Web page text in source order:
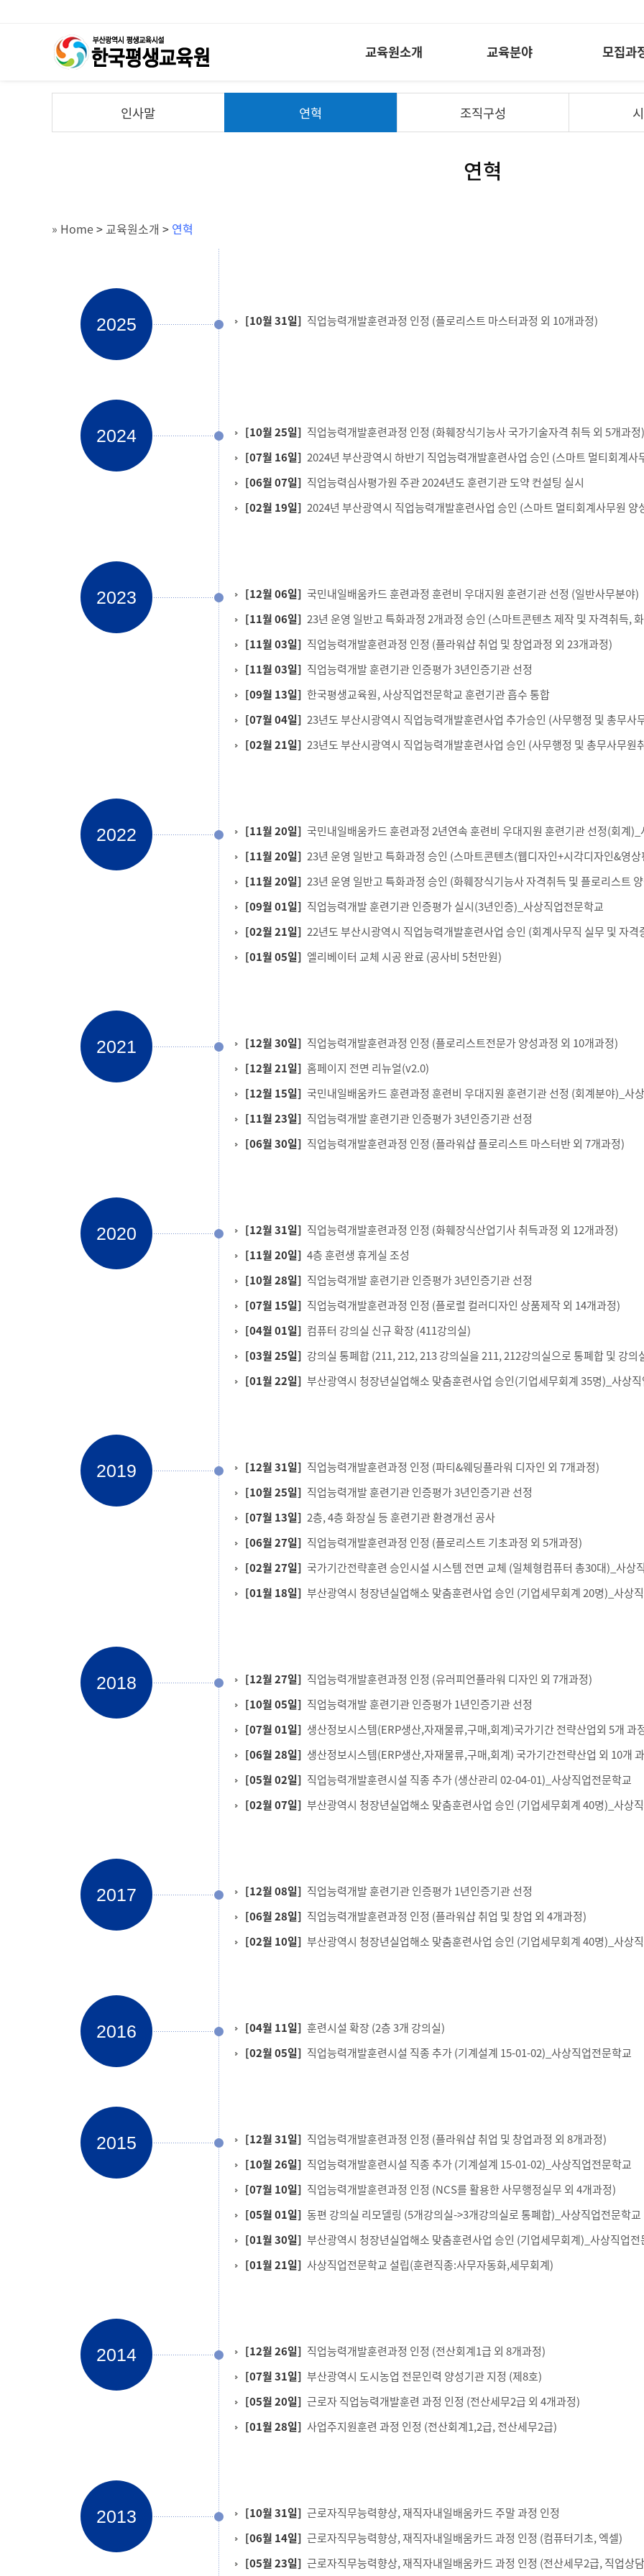
교육원소개 교육분야 모집과
인사말 연혁 조직구성
연혁
» Home> 교육원소개 > 연혁
2025 [10월 31일] 직업능력개발훈련과정 인정 (플로리스트 마스터과정 외 10개과정)
2024 [10월 25일] 직업능력개발훈련과정 인정 (화훼장식기능사 국가기술자격 취득 외 5개과정)
[07월 16일] 2024년 부산광역시 하반기 직업능력개발훈련사업 승인 (스마트 멀티회계사
[06월 07일] 직업능력심사평가원 주관 2024년도 훈련기관 도약 컨설팅 실시
[02월 19일] 2024년 부산광역시 직업능력개발훈련사업 승인 (스마트 멀티회계사무원 양
2023 [12월 06일] 국민내일배움카드 훈련과정 훈련비 우대지원 훈련기관 선정 (일반사무분야)
[11월 06일] 23년 운영 일반고 특화과정 2개과정 승인 (스마트콘텐츠 제작 및 자격취득,
[11월 03일] 직업능력개발훈련과정 인정 (플라워샵 취업 및 창업과정 외 23개과정)
[11월 03일] 직업능력개발 훈련기관 인증평가 3년인증기관 선정
[09월 13일] 한국평생교육원, 사상직업전문학교 훈련기관 흡수 통합
[07월 04일] 23년도 부산시광역시 직업능력개발훈련사업 추가승인 (사무행정 및 총무
[02월 21일] 23년도 부산시광역시 직업능력개발훈련사업 승인 (사무행정 및 총무사무원
2022 [11월 20일] 국민내일배움카드 훈련과정 2년연속 훈련비 우대지원 훈련기관 선정(회계
[11월 20일] 23년 운영 일반고 특화과정 승인 (스마트콘텐츠(웹디자인+시각디자인&영
[11월 20일] 23년 운영 일반고 특화과정 승인 (화훼장식기능사 자격취득 및 플로리스트
[09월 01일] 직업능력개발 훈련기관 인증평가 실시(3년인증)_사상직업전문학교
[02월 21일] 22년도 부산시광역시 직업능력개발훈련사업 승인 (회계사무직 실무 및 자
[01월 05일] 엘리베이터 교체 시공 완료 (공사비 5천만원)
2021 [12월 30일] 직업능력개발훈련과정 인정 (플로리스트전문가 양성과정 외 10개과정)
[12월 21일] 홈페이지 전면 리뉴얼(v2.0)
[12월 15일] 국민내일배움카드 훈련과정 훈련비 우대지원 훈련기관 선정 (회계분야)_사
[11월 23일] 직업능력개발 훈련기관 인증평가 3년인증기관 선정
[06월 30일] 직업능력개발훈련과정 인정 (플라워샵 플로리스트 마스터반 외 7개과정)
2020 [12월 31일] 직업능력개발훈련과정 인정 (화훼장식산업기사 취득과정 외 12개과정)
[11월 20일] 4층 훈련생 휴게실 조성
[10월 28일] 직업능력개발 훈련기관 인증평가 3년인증기관 선정
[07월 15일] 직업능력개발훈련과정 인정 (플로럴 컬러디자인 상품제작 외 14개과정)
[04월 01일] 컴퓨터 강의실 신규 확장 (411강의실)
[03월 25일] 강의실 통폐합 (211, 212, 213 강의실을 211, 212강의실으로 통폐합 및 강의
[01월 22일] 부산광역시 청장년실업해소 맞춤훈련사업 승인(기업세무회계 35명)_사상
2019 [12월 31일] 직업능력개발훈련과정 인정 (파티&웨딩플라워 디자인 외 7개과정)
[10월 25일] 직업능력개발 훈련기관 인증평가 3년인증기관 선정
[07월 13일] 2층, 4층 화장실 등 훈련기관 환경개선 공사
[06월 27일] 직업능력개발훈련과정 인정 (플로리스트 기초과정 외 5개과정)
[02월 27일] 국가기간전략훈련 승인시설 시스템 전면 교체 (일체형컴퓨터 총30대)_사상
[01월 18일] 부산광역시 청장년실업해소 맞춤훈련사업 승인 (기업세무회계 20명)_사상
2018 [12월 27일] 직업능력개발훈련과정 인정 (유러피언플라워 디자인 외 7개과정)
[10월 05일] 직업능력개발 훈련기관 인증평가 1년인증기관 선정
[07월 01일] 생산정보시스템(ERP생산,자재물류,구매,회계)국가기간 전략산업외 5개 과
[06월 28일] 생산정보시스템(ERP생산,자재물류,구매,회계) 국가기간전략산업 외 10개
[05월 02일] 직업능력개발훈련시설 직종 추가 (생산관리 02-04-01)_사상직업전문학교
[02월 07일] 부산광역시 청장년실업해소 맞춤훈련사업 승인 (기업세무회계 40명)_사상
2017 [12월 08일] 직업능력개발 훈련기관 인증평가 1년인증기관 선정
[06월 28일] 직업능력개발훈련과정 인정 (플라워샵 취업 및 창업 외 4개과정)
[02월 10일] 부산광역시 청장년실업해소 맞춤훈련사업 승인 (기업세무회계 40명)_사상
2016 [04월 11일] 훈련시설 확장 (2층 3개 강의실)
[02월 05일] 직업능력개발훈련시설 직종 추가 (기계설계 15-01-02)_사상직업전문학교
2015 [12월 31일] 직업능력개발훈련과정 인정 (플라워샵 취업 및 창업과정 외 8개과정)
[10월 26일] 직업능력개발훈련시설 직종 추가 (기계설계 15-01-02)_사상직업전문학교
[07월 10일] 직업능력개발훈련과정 인정 (NCS를 활용한 사무행정실무 외 4개과정)
[05월 01일] 동편 강의실 리모델링 (5개강의실->3개강의실로 통폐합)_사상직업전문학교
[01월 30일] 부산광역시 청장년실업해소 맞춤훈련사업 승인 (기업세무회계)_사상직업전
[01월 21일] 사상직업전문학교 설립(훈련직종:사무자동화,세무회계)
2014 [12월 26일] 직업능력개발훈련과정 인정 (전산회계1급 외 8개과정)
[07월 31일] 부산광역시 도시농업 전문인력 양성기관 지정 (제8호)
[05월 20일] 근로자 직업능력개발훈련 과정 인정 (전산세무2급 외 4개과정)
[01월 28일] 사업주지원훈련 과정 인정 (전산회계1,2급, 전산세무2급)
2013 [10월 31일] 근로자직무능력향상, 재직자내일배움카드 주말 과정 인정
[06월 14일] 근로자직무능력향상, 재직자내일배움카드 과정 인정 (컴퓨터기초, 엑셀)
[05월 23일] 근로자직무능력향상, 재직자내일배움카드 과정 인정 (전산세무2급, 직업상